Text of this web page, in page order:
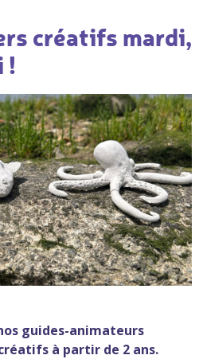
créatifs mardi,
!
guides-animateurs
à partir de 2 ans.